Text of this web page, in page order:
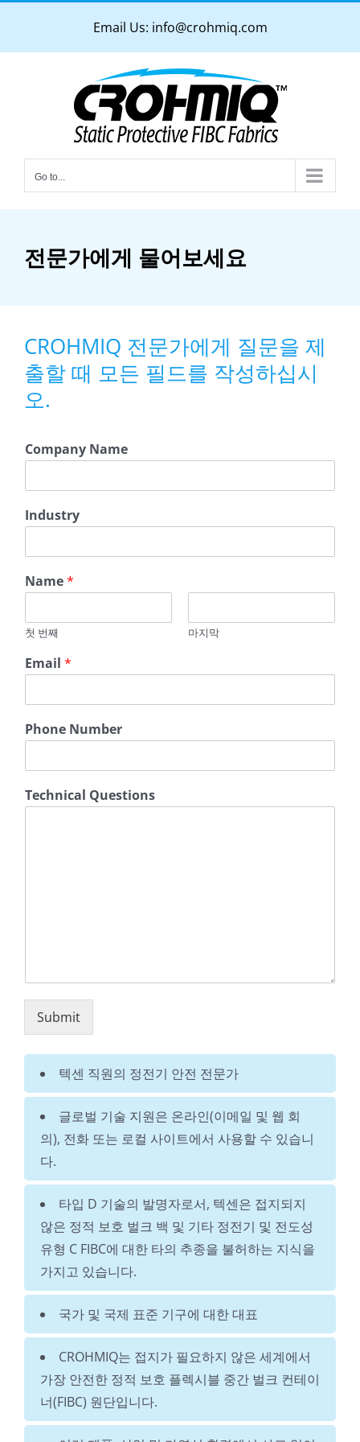
content
Email Us: info@crohmiq.com
Go to...
전문가에게 물어보세요
CROHMIQ 전문가에게 질문을 제
출할 때 모든 필드를 작성하십시
오.
Company Name
Industry
C
o
p
a
y
Q
e
t
o
Name*
첫 번째 마지막
Email *
Phone Number
Technical Questions
Submit
텍센 직원의 정전기 안전 전문가
글로벌 기술 지원은 온라인(이메일 및 웹 회
의), 전화 또는 로컬 사이트에서 사용할 수 있습니
다.
타입 D 기술의 발명자로서, 텍센은 접지되지
않은 정적 보호 벌크 백 및 기타 정전기 및 전도성
유형 C FIBC에 대한 타의 추종을 불허하는 지식을
가지고 있습니다.
국가 및 국제 표준 기구에 대한 대표
CROHMIQ는 접지가 필요하지 않은 세계에서
가장 안전한 정적 보호 플렉시블 중간 벌크 컨테이
너(FIBC) 원단입니다.